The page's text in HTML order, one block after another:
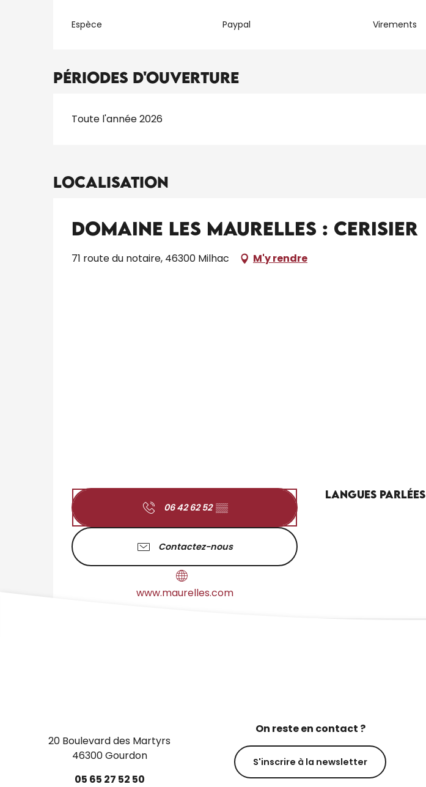
Espèce Paypal Virements
Périodes d'ouverture
Toute l'année 2026
Localisation
Domaine Les Maurelles : Cerisier
71 route du notaire, 46300 Milhac M'y rendre
06 42 62 52 ▒▒
Contactez-nous
www.maurelles.com
Langues parlées
Langues parlées
20 Boulevard des Martyrs
46300 Gourdon
05 65 27 52 50
On reste en contact ?
S'inscrire à la newsletter